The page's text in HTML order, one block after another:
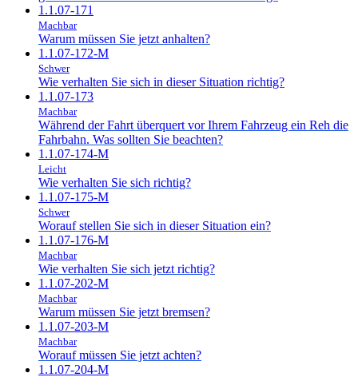
1.1.07-171
Machbar
Warum müssen Sie jetzt anhalten?
1.1.07-172-M
Schwer
Wie verhalten Sie sich in dieser Situation richtig?
1.1.07-173
Machbar
Während der Fahrt überquert vor Ihrem Fahrzeug ein Reh die
Fahrbahn. Was sollten Sie beachten?
1.1.07-174-M
Leicht
Wie verhalten Sie sich richtig?
1.1.07-175-M
Schwer
Worauf stellen Sie sich in dieser Situation ein?
1.1.07-176-M
Machbar
Wie verhalten Sie sich jetzt richtig?
1.1.07-202-M
Machbar
Warum müssen Sie jetzt bremsen?
1.1.07-203-M
Machbar
Worauf müssen Sie jetzt achten?
1.1.07-204-M